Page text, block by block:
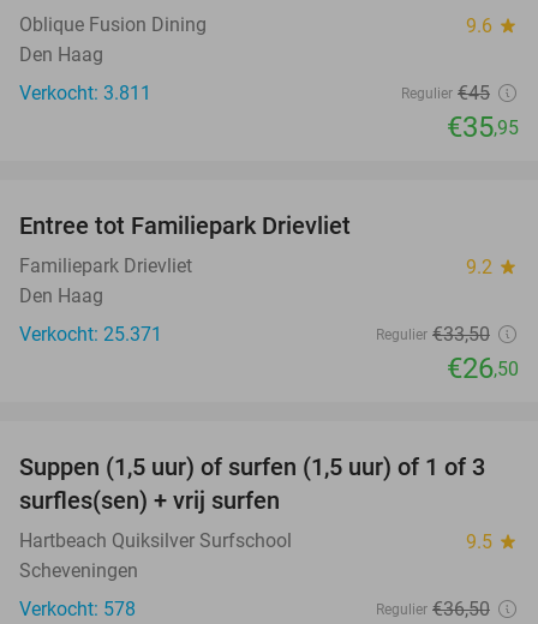
Oblique Fusion Dining 9.6 star
Den Haag
Verkocht: 3.811
Regulier €45
€35,95
Entree tot Familiepark Drievliet
Familiepark Drievliet 9.2 star
Den Haag
Verkocht: 25.371
Regulier €33,50
€26,50
41%
Suppen (1,5 uur) of surfen (1,5 uur) of 1 of 3
surfles(sen) + vrij surfen
Hartbeach Quiksilver Surfschool 9.5 star
Scheveningen
Verkocht: 578
Regulier €36,50